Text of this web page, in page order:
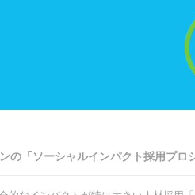
の「ソーシャルインパクト採用プロ